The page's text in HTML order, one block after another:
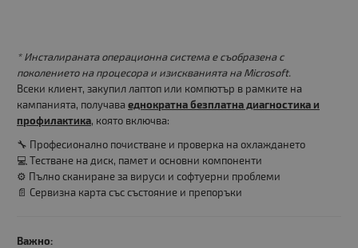
* Инсталираната операционна система е съобразена с
поколението на процесора и изискванията на Microsoft.
Всеки клиент, закупил лаптоп или компютър в рамките на
кампанията, получава еднократна безплатна диагностика и
профилактика, която включва:
🔧 Професионално почистване и проверка на охлаждането
💻 Тестване на диск, памет и основни компоненти
⚙️ Пълно сканиране за вируси и софтуерни проблеми
📄 Сервизна карта със състояние и препоръки
Важно: